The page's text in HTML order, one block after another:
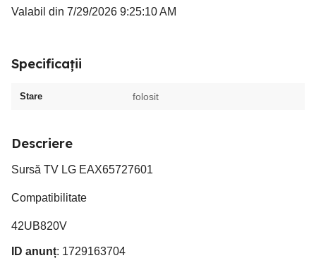
Valabil din 7/29/2026 9:25:10 AM
Specificații
Stare folosit
Descriere
Sursă TV LG EAX65727601
Compatibilitate
42UB820V
ID anunț: 1729163704